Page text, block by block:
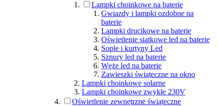
Lampki choinkowe na baterie
Gwiazdy i lampki ozdobne na
baterie
Lampki drucikowe na baterie
Oświetlenie siatkowe led na baterie
Sople i kurtyny Led
Sznury led na baterie
Węże led na baterie
Zawieszki świąteczne na okno
Lampki choinkowe solarne
Lampki choinkowe zwykłe 230V
Oświetlenie zewnętrzne świąteczne